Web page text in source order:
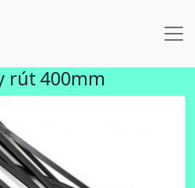
rút 400mm